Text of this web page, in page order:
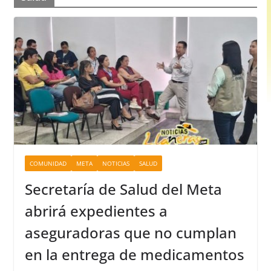
COMUNIDAD META NOTICIAS SALUD
Secretaría de Salud del Meta
abrirá expedientes a
aseguradoras que no cumplan
en la entrega de medicamentos